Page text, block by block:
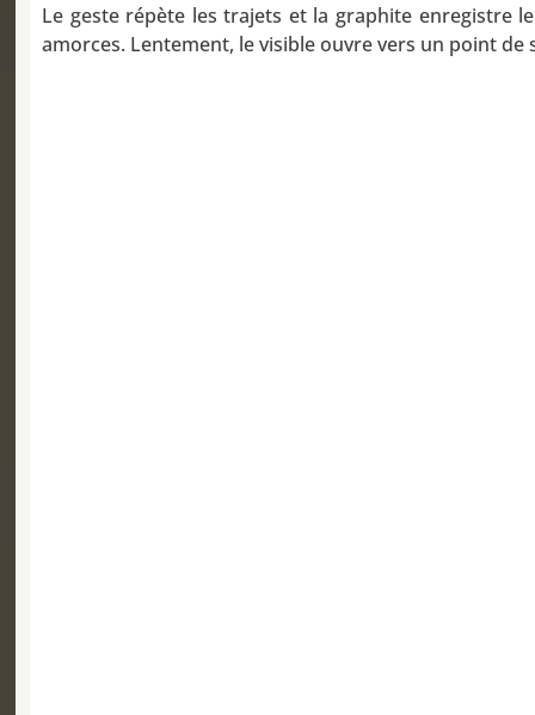
Le geste répète les trajets et la graphite enregistre
amorces. Lentement, le visible ouvre vers un point